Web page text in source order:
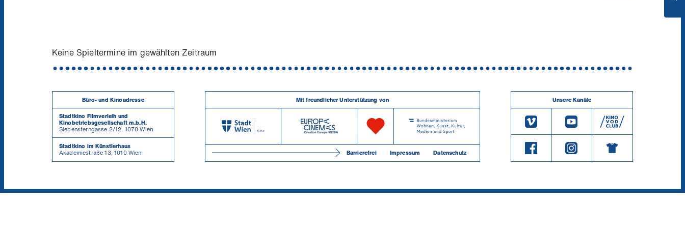
Keine Spieltermine im gewählten Zeitraum
Büro- und Kinoadresse
Stadtkino Filmverleih und
Kinobetriebsgesellschaft m.b.H.
Siebensterngasse 2/12, 1070 Wien
Stadtkino im Künstlerhaus
Akademiestraße 13, 1010 Wien
Mit freundlicher Unterstützung von
Barrierefrei Impressum Datenschutz
Unsere Kanäle